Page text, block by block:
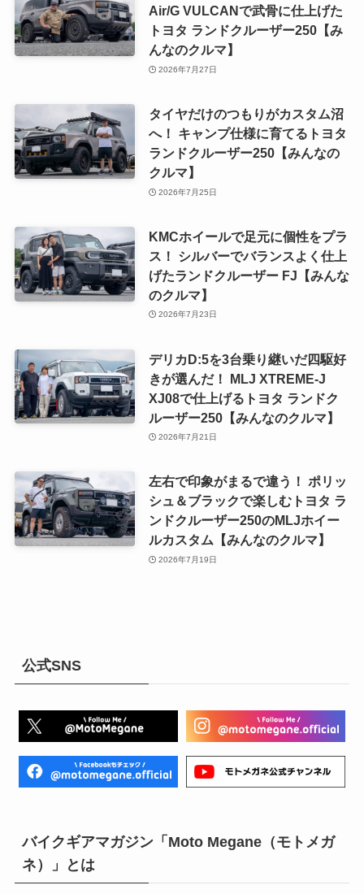
Air/G VULCANで武骨に仕上げた
トヨタ ランドクルーザー250【み
んなのクルマ】
2026年7月27日
タイヤだけのつもりがカスタム沼
へ！ キャンプ仕様に育てるトヨタ
ランドクルーザー250【みんなの
クルマ】
2026年7月25日
KMCホイールで足元に個性をプラ
ス！ シルバーでバランスよく仕上
げたランドクルーザー FJ【みんな
のクルマ】
2026年7月23日
デリカD:5を3台乗り継いだ四駆好
きが選んだ！ MLJ XTREME-J
XJ08で仕上げるトヨタ ランドク
ルーザー250【みんなのクルマ】
2026年7月21日
左右で印象がまるで違う！ ポリッ
シュ＆ブラックで楽しむトヨタ ラ
ンドクルーザー250のMLJホイー
ルカスタム【みんなのクルマ】
2026年7月19日
公式SNS
バイクギアマガジン「Moto Megane（モトメガ
ネ）」とは